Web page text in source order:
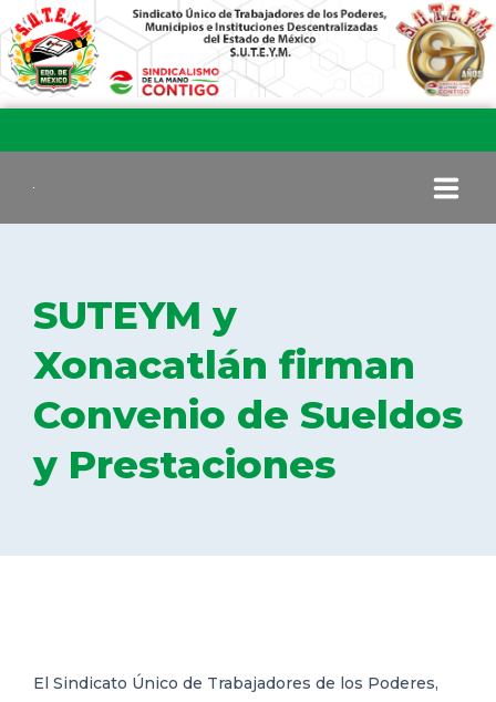
COMITÉ EJECUTIVO
COMISIÓN DE VIGILANCIA
SECCIONES
TRANSPARENCIA
SUTEYM y
Xonacatlán firman
Convenio de Sueldos
y Prestaciones
El Sindicato Único de Trabajadores de los Poderes,